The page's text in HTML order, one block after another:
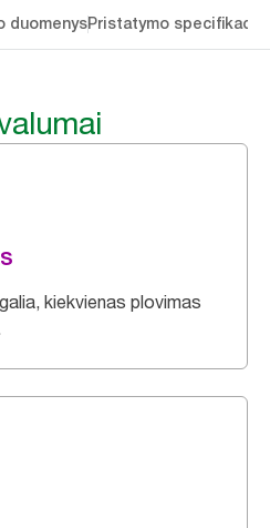
duomenysPristatymo
kiekvienas plovimas